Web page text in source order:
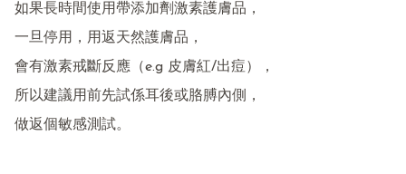
如果長時間使用帶添加劑激素護膚品，
一旦停用，用返天然護膚品，
會有激素戒斷反應（e.g 皮膚紅/出痘），
所以建議用前先試係耳後或胳膊內側，
做返個敏感測試。